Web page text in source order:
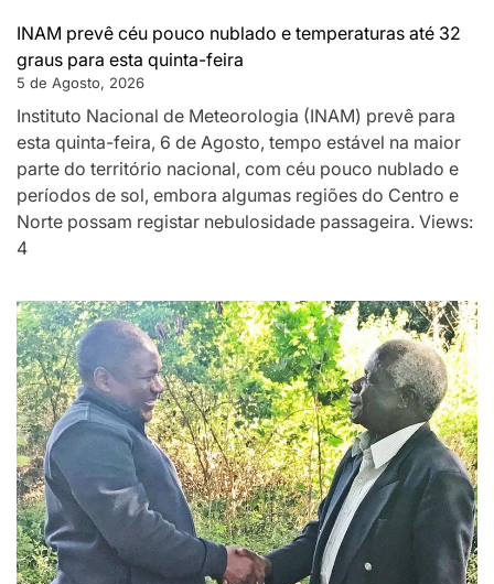
INAM prevê céu pouco nublado e temperaturas até 32
graus para esta quinta-feira
5 de Agosto, 2026
Instituto Nacional de Meteorologia (INAM) prevê para
esta quinta-feira, 6 de Agosto, tempo estável na maior
parte do território nacional, com céu pouco nublado e
períodos de sol, embora algumas regiões do Centro e
Norte possam registar nebulosidade passageira. Views:
4